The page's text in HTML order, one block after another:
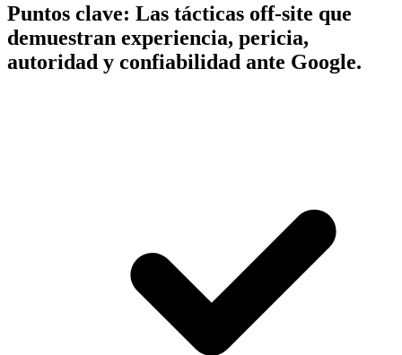
Puntos clave: Las tácticas off-site que
demuestran experiencia, pericia,
autoridad y confiabilidad ante Google.